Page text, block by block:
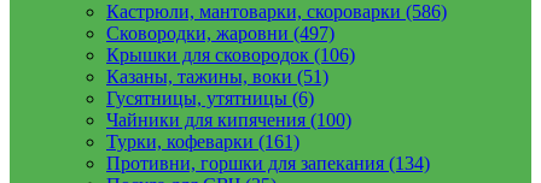
Кастрюли, мантоварки, скороварки (586)
Сковородки, жаровни (497)
Крышки для сковородок (106)
Казаны, тажины, воки (51)
Гусятницы, утятницы (6)
Чайники для кипячения (100)
Турки, кофеварки (161)
Противни, горшки для запекания (134)